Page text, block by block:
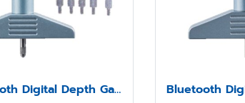
Bluetooth Digital Depth Gauge Model SSD-214